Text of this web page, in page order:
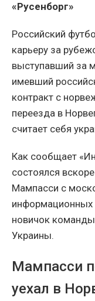
«Русенборг»
Российский
карьеру за
выступавший за
имевший
контракт с
переезда в
считает себя
Как сообщает
состоялся
Мампасси с
информационных
новичок
Украины.
Мампасси
уехал в